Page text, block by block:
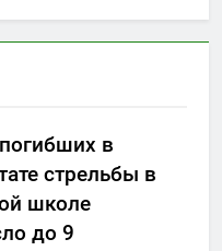
в
стрельбы в
школе
до 9